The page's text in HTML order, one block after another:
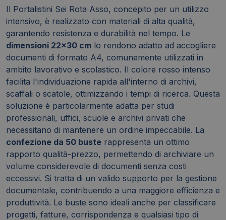
Il Portalistini Sei Rota Asso, concepito per un utilizzo
intensivo, è realizzato con materiali di alta qualità,
garantendo resistenza e durabilità nel tempo. Le
dimensioni 22x30 cm lo rendono adatto ad accogliere
documenti di formato A4, comunemente utilizzati in
ambito lavorativo e scolastico. Il colore rosso intenso
facilita l'individuazione rapida all'interno di archivi,
scaffali o scatole, ottimizzando i tempi di ricerca. Questa
soluzione è particolarmente adatta per studi
professionali, uffici, scuole e archivi privati che
necessitano di mantenere un ordine impeccabile. La
confezione da 50 buste rappresenta un ottimo
rapporto qualità-prezzo, permettendo di archiviare un
volume considerevole di documenti senza costi
eccessivi. Si tratta di un valido supporto per la gestione
documentale, contribuendo a una maggiore efficienza e
produttività. Le buste sono ideali anche per classificare
progetti, fatture, corrispondenza e qualsiasi tipo di